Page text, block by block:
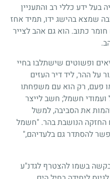
בעל ידע כללי רב והתעניין
שמצא בהישג ידו, תמיד אחז
כתוב. הוא גם אהב לצייר
ופשוטים שישתלבו בחיי
על ההר, ליד דיר העזים
פעם, רק הוא עם משפחתו
חשמל; חשב לייצר
את הסביבה, למשל
החזקה הנושבת בהר. "חשמל
להסתדר גם בלעדיהם,"
בשמו להצטרף לגדנ"ע